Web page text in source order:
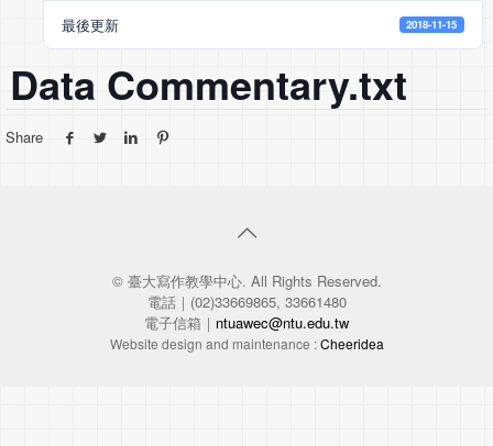
最後更新 2018-11-15
Data Commentary.txt
Share
© 臺大寫作教學中心. All Rights Reserved.
電話｜(02)33669865, 33661480
電子信箱｜ ntuawec@ntu.edu.tw
Website design and maintenance :Cheeridea